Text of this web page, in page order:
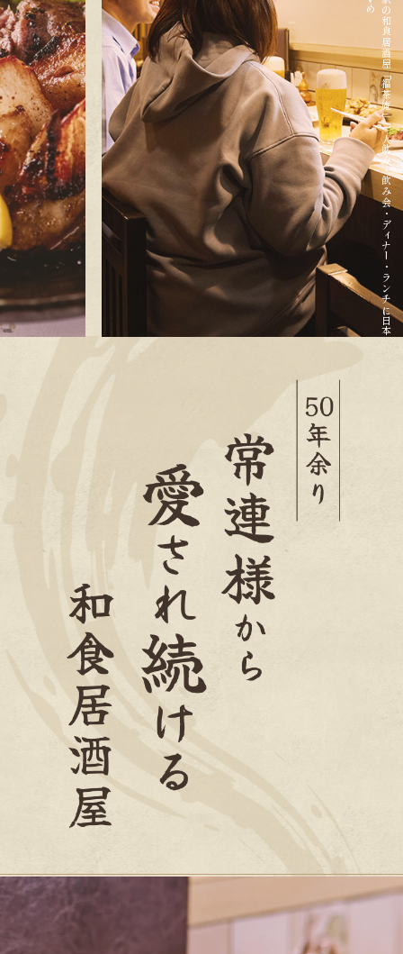
高
田
馬
場
駅
の
和
食
居
酒
屋
「
福
茶
庵
」
一
人
飲
み
・
飲
み
会
・
デ
ィ
ナ
ー
・
ラ
ン
チ
に
日
本
酒
が
お
す
す